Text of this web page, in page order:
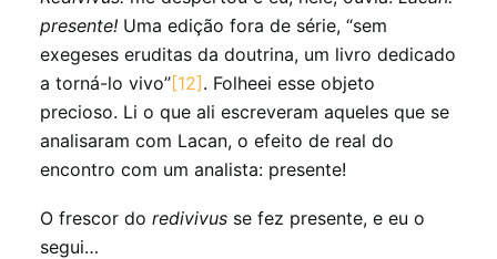
presente! Uma edição fora de série, “sem
exegeses eruditas da doutrina, um livro dedicado
a torná-lo vivo”[12] . Folheei esse objeto
precioso. Li o que ali escreveram aqueles que se
analisaram com Lacan, o efeito de real do
encontro com um analista: presente!
O frescor do redivivus se fez presente, e eu o
segui…